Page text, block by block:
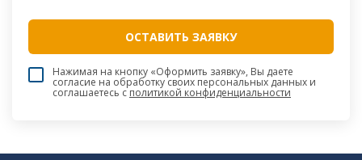
Нажимая на кнопку «Оформить заявку», Вы даете
согласие на обработку своих персональных данных и
соглашаетесь cполитикой конфиденциальности